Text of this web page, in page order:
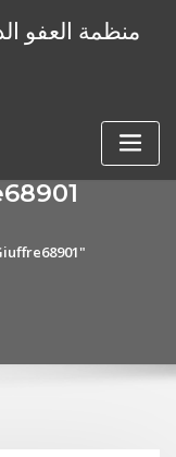
منظمة العفو